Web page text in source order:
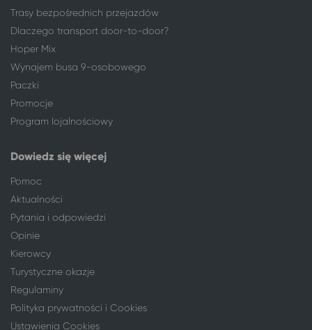
Łódź
Duszniki-Zdrój
Łódź
Międzywodzie
Łódź
Łódź
Dziwnówek
Łódź
Łódź
Wieniec Zdrój
Lądek-Zdrój
Łódź
Łódź
Łódź
Solec-Zdrój
Łódź
Łódź
Łódź
Jarosławiec, gm. Postomino
Łódź
Łódź
Gdynia
Łódź
Sopot
Trasy bezpośrednich przejazdów
Dlaczego transport door-to-door?
Hoper Mix
Wynajem busa 9-osobowego
Paczki
Promocje
Program lojalnościowy
Dowiedz się więcej
Pomoc
Aktualności
Pytania i odpowiedzi
Opinie
Kierowcy
Turystyczne okazje
Regulaminy
Polityka prywatności i Cookies
Ustawienia Cookies